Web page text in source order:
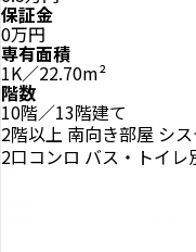
保証金
0万円
専有面積
1K／22.70m²
階数
10階／13階建て
2階以上 南向き部屋 シ
2口コンロ バス・トイレ